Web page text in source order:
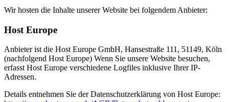
Wir hosten die Inhalte unserer Website bei folgendem Anbieter:
Host Europe
Anbieter ist die Host Europe GmbH, Hansestraße 111, 51149, Köln
(nachfolgend Host Europe) Wenn Sie unsere Website besuchen,
erfasst Host Europe verschiedene Logfiles inklusive Ihrer IP-
Adressen.
Details entnehmen Sie der Datenschutzerklärung von Host Europe: